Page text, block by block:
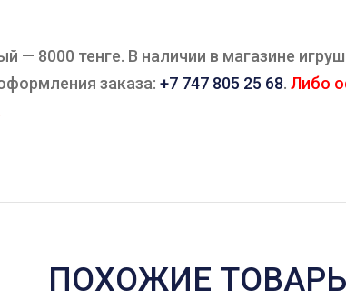
— 8000 тенге. В наличии в магазине
заказа: +7 747 805 25 68. Либо
ПОХОЖИЕ